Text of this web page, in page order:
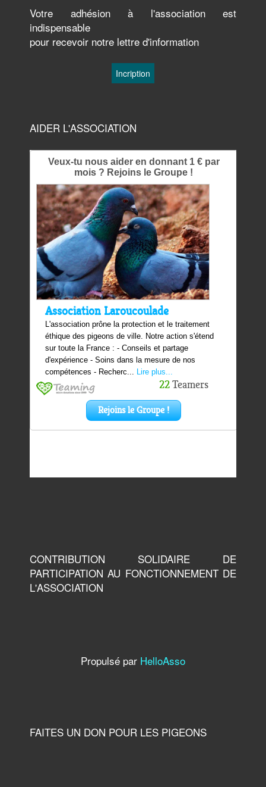
Votre adhésion à l'association est
indispensable
pour recevoir notre lettre d'information
AIDER L'ASSOCIATION
CONTRIBUTION SOLIDAIRE DE
PARTICIPATION AU FONCTIONNEMENT DE
L'ASSOCIATION
Propulsé par HelloAsso
FAITES UN DON POUR LES PIGEONS